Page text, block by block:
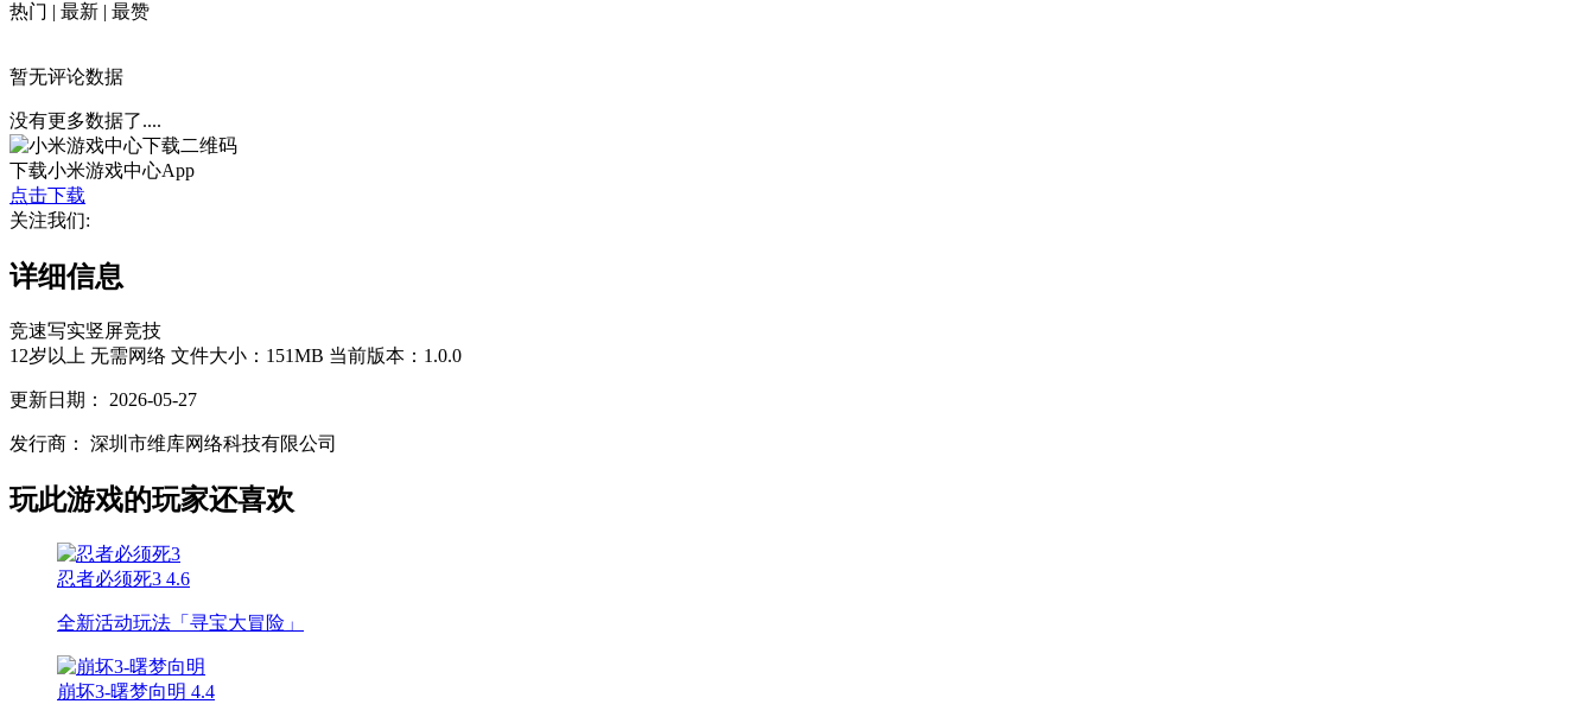
热门 | 最新 | 最赞
暂无评论数据
没有更多数据了....
下载小米游戏中心App
点击下载
关注我们:
详细信息
竞速写实竖屏竞技
12岁以上 无需网络 文件大小：151MB 当前版本：1.0.0
更新日期： 2026-05-27
发行商： 深圳市维库网络科技有限公司
玩此游戏的玩家还喜欢
忍者必须死3 4.6
全新活动玩法「寻宝大冒险」
崩坏3-曙梦向明 4.4